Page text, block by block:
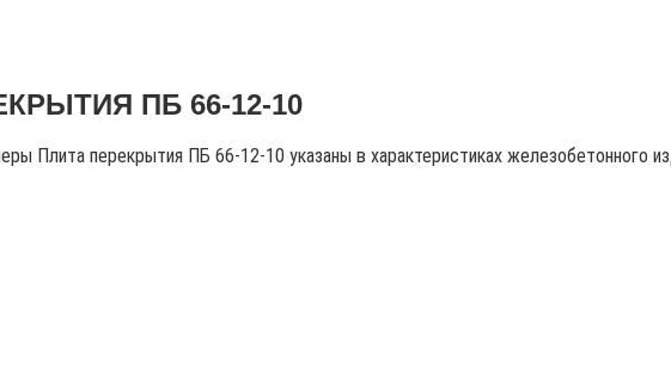
ПБ 66-12-10
Плита перекрытия ПБ 66-12-10 указаны в характеристиках железобетонного